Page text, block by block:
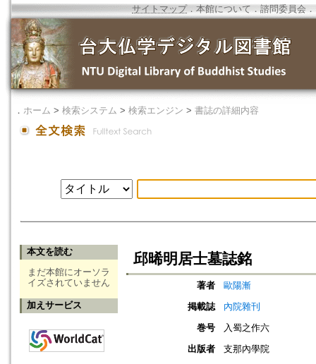
サイトマップ．本館について ． 諮問委員会 ．
． ホーム > 検索システム > 検索エンジン > 書誌の詳細内容
本文を読む
まだ本館にオーソラ
イズされていません
加えサービス
邱晞明居士墓誌銘
著者
歐陽漸
掲載誌
內院雜刊
巻号
入蜀之作六
出版者
支那內學院